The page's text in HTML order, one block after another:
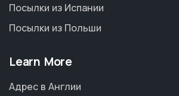
Посылки из Испании
Посылки из Польши
Learn More
Адрес в Англии